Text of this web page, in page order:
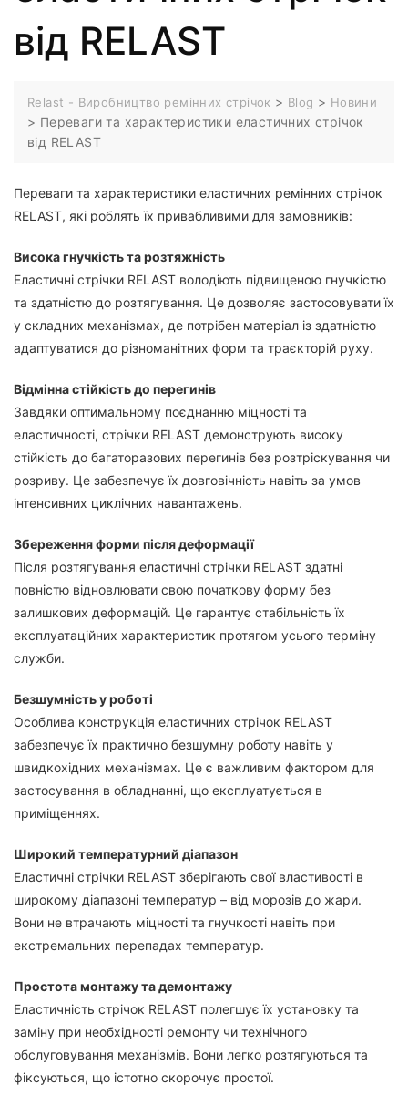
від RELAST
Relast - Виробництво ремінних стрічок > Blog > Новини
> Переваги та характеристики еластичних стрічок
від RELAST
Переваги та характеристики еластичних ремінних стрічок
RELAST, які роблять їх привабливими для замовників:
Висока гнучкість та розтяжність
Еластичні стрічки RELAST володіють підвищеною гнучкістю
та здатністю до розтягування. Це дозволяє застосовувати їх
у складних механізмах, де потрібен матеріал із здатністю
адаптуватися до різноманітних форм та траєкторій руху.
Відмінна стійкість до перегинів
Завдяки оптимальному поєднанню міцності та
еластичності, стрічки RELAST демонструють високу
стійкість до багаторазових перегинів без розтріскування чи
розриву. Це забезпечує їх довговічність навіть за умов
інтенсивних циклічних навантажень.
Збереження форми після деформації
Після розтягування еластичні стрічки RELAST здатні
повністю відновлювати свою початкову форму без
залишкових деформацій. Це гарантує стабільність їх
експлуатаційних характеристик протягом усього терміну
служби.
Безшумність у роботі
Особлива конструкція еластичних стрічок RELAST
забезпечує їх практично безшумну роботу навіть у
швидкохідних механізмах. Це є важливим фактором для
застосування в обладнанні, що експлуатується в
приміщеннях.
Широкий температурний діапазон
Еластичні стрічки RELAST зберігають свої властивості в
широкому діапазоні температур – від морозів до жари.
Вони не втрачають міцності та гнучкості навіть при
екстремальних перепадах температур.
Простота монтажу та демонтажу
Еластичність стрічок RELAST полегшує їх установку та
заміну при необхідності ремонту чи технічного
обслуговування механізмів. Вони легко розтягуються та
фіксуються, що істотно скорочує простої.